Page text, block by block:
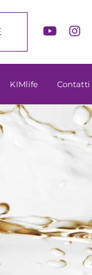
KIMlife Contatti